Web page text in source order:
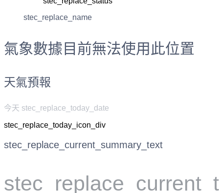
stec_replace_name
氣象數據目前無法使用此位置
天氣預報
今天 stec_replace_today_date
stec_replace_today_icon_div
stec_replace_current_summary_text